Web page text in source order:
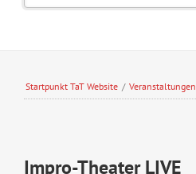
Startpunkt TaT Website / Veranstaltungen
Impro-Theater LIVE